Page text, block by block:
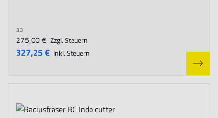
ab
327,25 € Inkl. Steuern
275,00 € Zzgl. Steuern